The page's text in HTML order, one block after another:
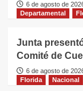
6 de agosto de
Departamental
Junta
Comité de
6 de agosto de
Florida
Nacional